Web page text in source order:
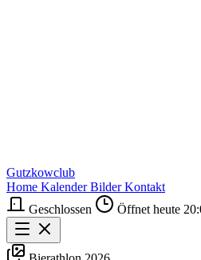
Gutzkowclub
Home Kalender Bilder Kontakt
Geschlossen
Öffnet heute